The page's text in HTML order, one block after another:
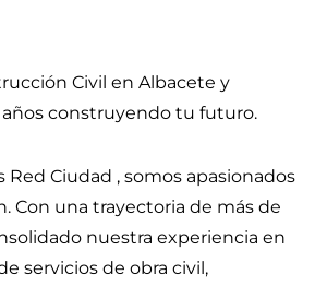
Civil en Albacete y
años construyendo tu futuro.
Red Ciudad , somos apasionados
Con una trayectoria de más de
nuestra experiencia en
servicios de obra civil,